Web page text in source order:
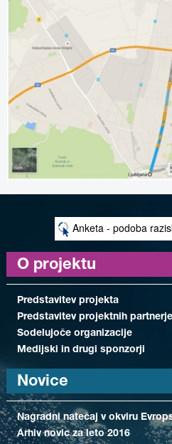
Anketa - podoba
O projektu
Predstavitev projekta
Predstavitev projektnih
Sodelujoče organizacije
Medijski in drugi sponzorji
Novice
Nagradni natečaj v okviru
Arhiv novic za leto 2016